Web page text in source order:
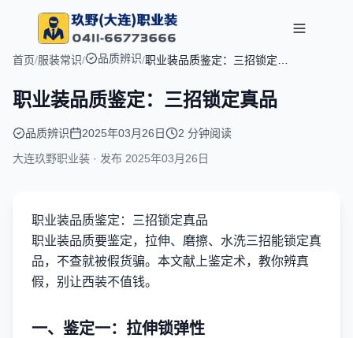
首页/服装常识/ 品质辨识/职业装品质鉴定：三招锁定真
职业装品质鉴定：三招锁定真品
品质辨识 2025年03月26日
2 分钟阅读
大连玖野职业装 · 发布 2025年03月26日
职业装品质鉴定：三招锁定真品
职业装品质要鉴定，拉伸、磨擦、水洗三招能锁定真
品，不查就被假货骗。本文献上鉴定术，教你辨真
假，别让西装不值钱。
一、鉴定一：拉伸锁弹性